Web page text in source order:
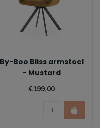
By-Boo Bliss armstoel
- Mustard
€199,00